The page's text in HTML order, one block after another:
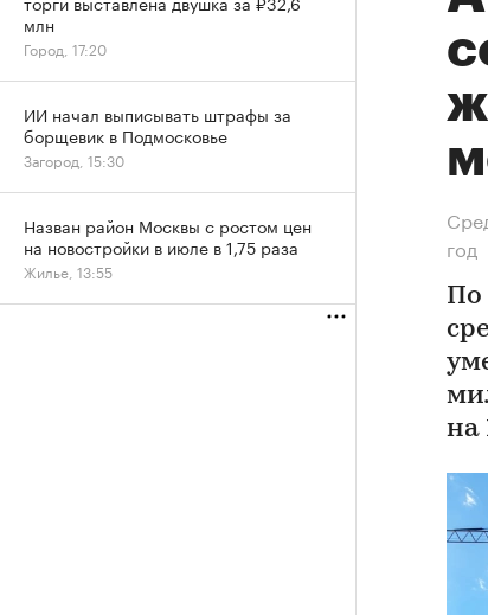
год
По
на
млн
Город, 17:20
ИИ начал выписывать штрафы за
борщевик в Подмосковье
Загород, 15:30
Назван район Москвы с ростом цен
на новостройки в июле в 1,75 раза
Жилье, 13:55